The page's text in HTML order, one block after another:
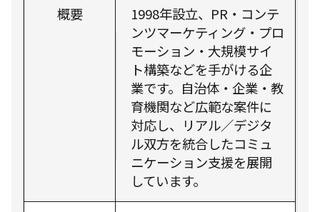
概要
1998年設立、PR・コンテ
ンツマーケティング・プロ
モーション・大規模サイ
ト構築などを手がける企
業です。自治体・企業・教
育機関など広範な案件に
対応し、リアル／デジタ
ル双方を統合したコミュ
ニケーション支援を展開
しています。